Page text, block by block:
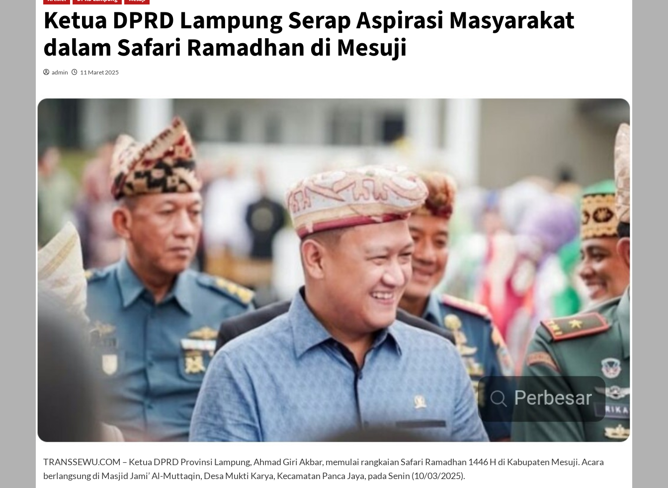
Ketua DPRD Lampung Serap Aspirasi Masyarakat
dalam Safari Ramadhan di Mesuji
admin 11 Maret 2025
TRANSSEWU.COM – Ketua DPRD Provinsi Lampung, Ahmad Giri Akbar, memulai rangkaian Safari Ramadhan 1446 H di Kabupaten Mesuji. Acara
berlangsung di Masjid Jami’ Al-Muttaqin, Desa Mukti Karya, Kecamatan Panca Jaya, pada Senin (10/03/2025).